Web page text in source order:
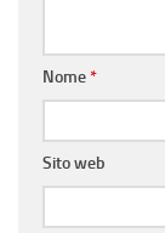
Nome*
Sito web